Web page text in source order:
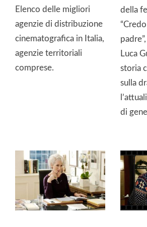
Elenco delle migliori
agenzie di distribuzione
cinematografica in Italia,
agenzie territoriali
comprese.
della
Luca
storia
sulla
di